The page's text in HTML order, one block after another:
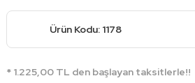
Ürün Kodu: 1178
* 1.225,00 TL den başlayan taksitlerle!!